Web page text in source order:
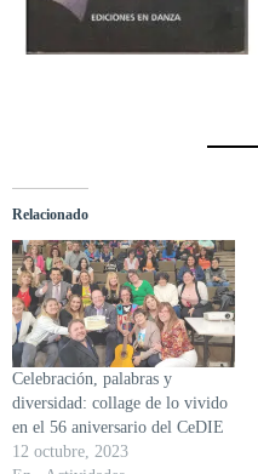
Relacionado
Celebración, palabras y
diversidad: collage de lo vivido
en el 56 aniversario del CeDIE
12 octubre, 2023